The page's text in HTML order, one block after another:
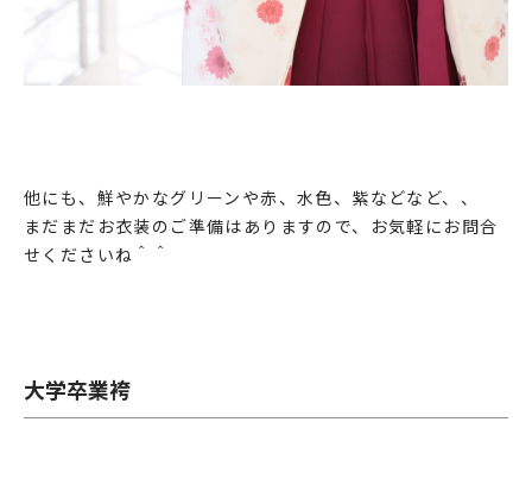
他にも、鮮やかなグリーンや赤、水色、紫などなど、、
まだまだお衣装のご準備はありますので、お気軽にお問合
せくださいね＾＾
大学卒業袴